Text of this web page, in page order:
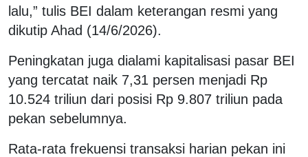
lalu,” tulis BEI dalam keterangan resmi yang
dikutip Ahad (14/6/2026).
Peningkatan juga dialami kapitalisasi pasar BEI
yang tercatat naik 7,31 persen menjadi Rp
10.524 triliun dari posisi Rp 9.807 triliun pada
pekan sebelumnya.
Rata-rata frekuensi transaksi harian pekan ini